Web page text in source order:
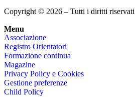
Copyright © 2026 – Tutti i diritti riservati
Menu
Associazione
Registro Orientatori
Formazione continua
Magazine
Privacy Policy e Cookies
Gestione preferenze
Child Policy